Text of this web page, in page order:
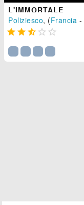
L'IMMORTALE
Poliziesco, (Francia -
    